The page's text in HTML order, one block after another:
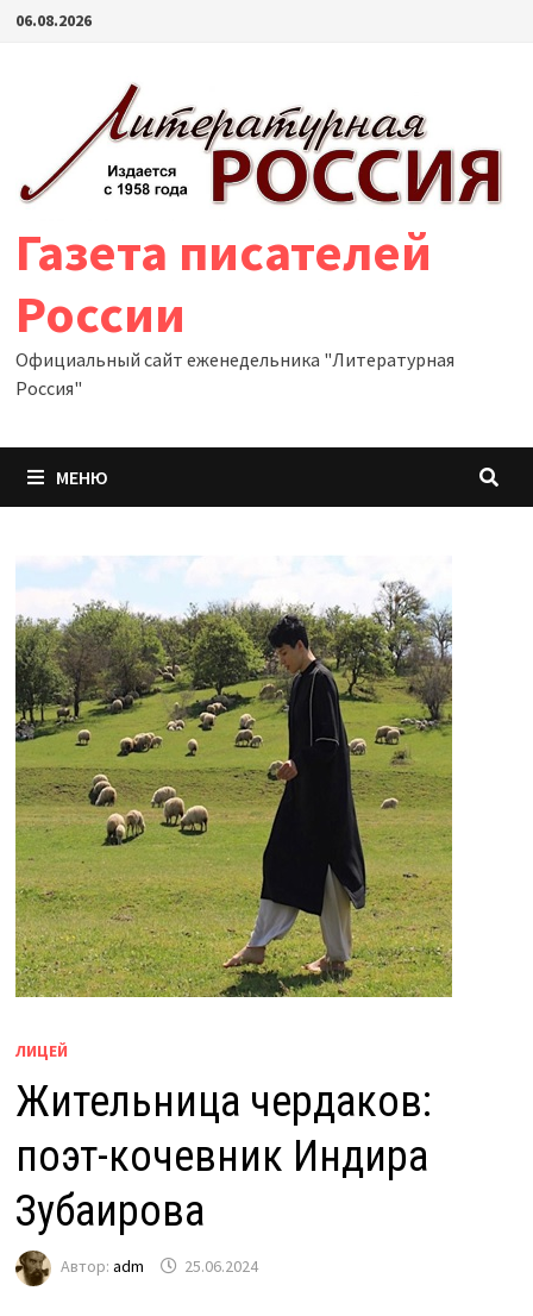
Перейти
06.08.2026
Газета писателей
России
Официальный сайт еженедельника "Литературная
Россия"
МЕНЮ
ЛИЦЕЙ
Жительница чердаков:
поэт-кочевник Индира
Зубаирова
Автор: adm 25.06.2024